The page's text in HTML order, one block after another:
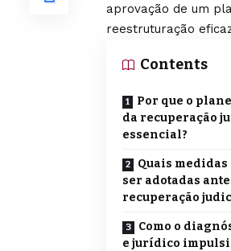
aprovação de um
reestruturação
Contents
Por que o
da recuperação
essencial?
Quais
ser adotadas
recuperação
Como o
e jurídico